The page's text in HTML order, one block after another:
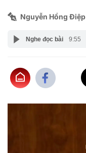
Nguyễn Hồng Điệp
Nghe đọc bài 9:55